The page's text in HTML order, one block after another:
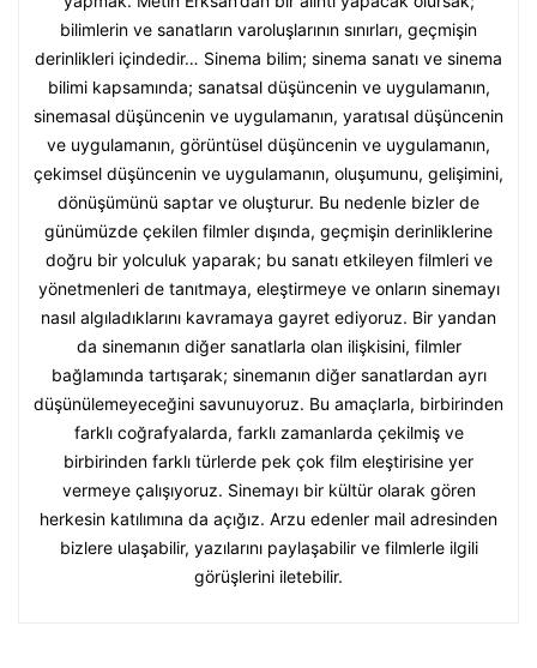
bilimlerin ve sanatların varoluşlarının sınırları, geçmişin
derinlikleri içindedir… Sinema bilim; sinema sanatı ve sinema
bilimi kapsamında; sanatsal düşüncenin ve uygulamanın,
sinemasal düşüncenin ve uygulamanın, yaratısal düşüncenin
ve uygulamanın, görüntüsel düşüncenin ve uygulamanın,
çekimsel düşüncenin ve uygulamanın, oluşumunu, gelişimini,
dönüşümünü saptar ve oluşturur. Bu nedenle bizler de
günümüzde çekilen filmler dışında, geçmişin derinliklerine
doğru bir yolculuk yaparak; bu sanatı etkileyen filmleri ve
yönetmenleri de tanıtmaya, eleştirmeye ve onların sinemayı
nasıl algıladıklarını kavramaya gayret ediyoruz. Bir yandan
da sinemanın diğer sanatlarla olan ilişkisini, filmler
bağlamında tartışarak; sinemanın diğer sanatlardan ayrı
düşünülemeyeceğini savunuyoruz. Bu amaçlarla, birbirinden
farklı coğrafyalarda, farklı zamanlarda çekilmiş ve
birbirinden farklı türlerde pek çok film eleştirisine yer
vermeye çalışıyoruz. Sinemayı bir kültür olarak gören
herkesin katılımına da açığız. Arzu edenler mail adresinden
bizlere ulaşabilir, yazılarını paylaşabilir ve filmlerle ilgili
görüşlerini iletebilir.